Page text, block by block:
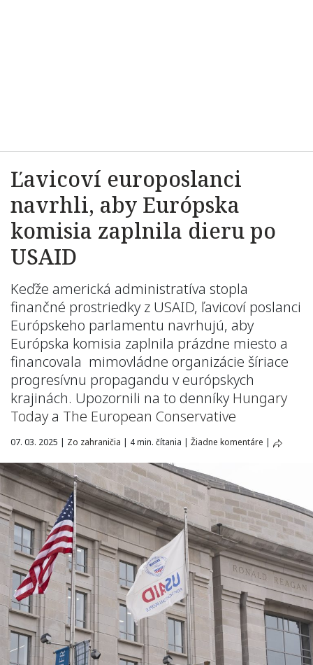
Ľavicoví europoslanci
navrhli, aby Európska
komisia zaplnila dieru po
USAID
Keďže americká administratíva stopla
finančné prostriedky z USAID, ľavicoví poslanci
Európskeho parlamentu navrhujú, aby
Európska komisia zaplnila prázdne miesto a
financovala mimovládne organizácie šíriace
progresívnu propagandu v európskych
krajinách. Upozornili na to denníkyHungary
Todaya The European Conservative
07. 03. 2025 | Zo zahraničia | 4 min. čítania | Žiadne komentáre |